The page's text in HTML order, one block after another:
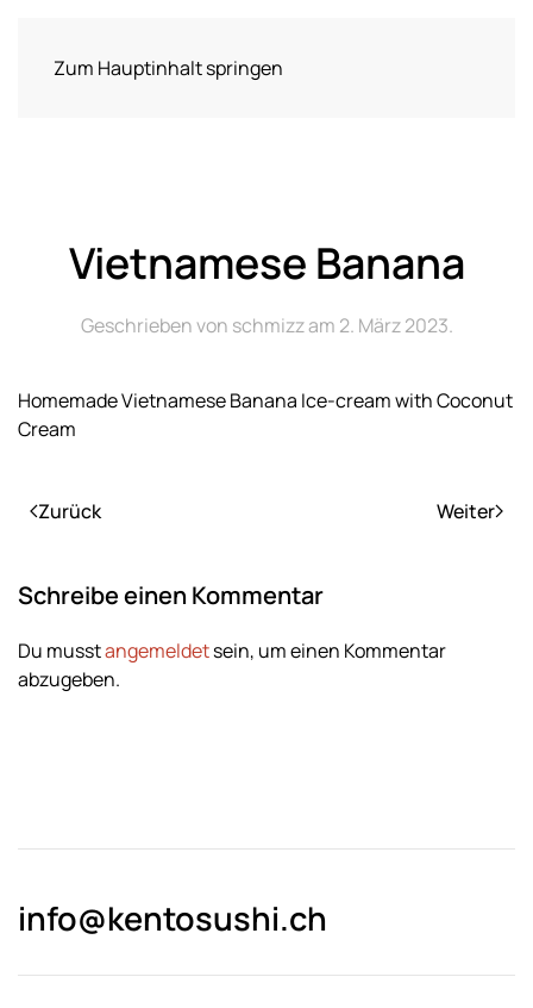
Zum Hauptinhalt springen
Vietnamese Banana
Geschrieben von schmizzam 2. März 2023.
Homemade Vietnamese Banana Ice-cream with Coconut
Cream
Zurück Weiter
Schreibe einen Kommentar
Du musstangemeldetsein, um einen Kommentar
abzugeben.
info@kentosushi.ch